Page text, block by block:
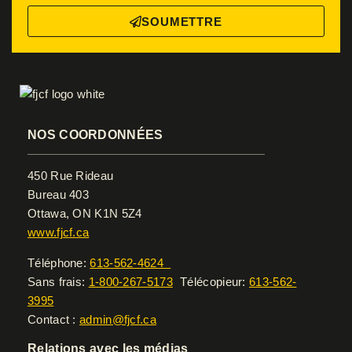
SOUMETTRE
NOS COORDONNÉES
450 Rue Rideau
Bureau 403
Ottawa, ON K1N 5Z4
www.fjcf.ca
Téléphone:613-562-4624
Sans frais: 1-800-267-5173Télécopieur:613-562-
3995
Contact : admin@fjcf.ca
Relations avec les médias